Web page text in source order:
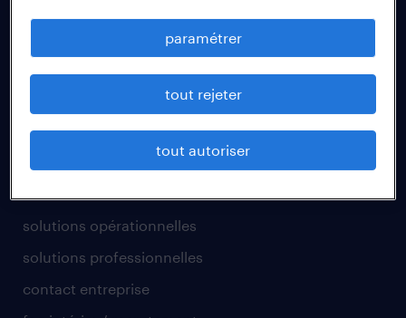
manutentionnaire
technico-commercial
assistant administratif
comptable
recruter un talent
solutions opérationnelles
solutions professionnelles
contact entreprise
paramétrer
tout rejeter
tout autoriser